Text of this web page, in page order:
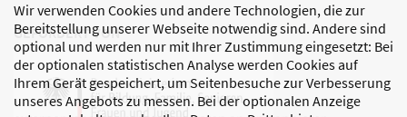
Wir verwenden Cookies und andere Technologien, die zur
Bereitstellung unserer Webseite notwendig sind. Andere sind
optional und werden nur mit Ihrer Zustimmung eingesetzt: Bei
der optionalen statistischen Analyse werden Cookies auf
Ihrem Gerät gespeichert, um Seitenbesuche zur Verbesserung
unseres Angebots zu messen. Bei der optionalen Anzeige
GEFÖRDERT VON